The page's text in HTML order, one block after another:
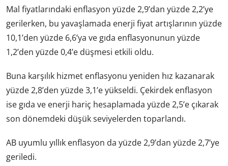
Mal fiyatlarındaki enflasyon yüzde 2,9’dan yüzde 2,2’ye
gerilerken, bu yavaşlamada enerji fiyat artışlarının yüzde
10,1’den yüzde 6,6’ya ve gıda enflasyonunun yüzde
1,2’den yüzde 0,4’e düşmesi etkili oldu.
Buna karşılık hizmet enflasyonu yeniden hız kazanarak
yüzde 2,8’den yüzde 3,1’e yükseldi. Çekirdek enflasyon
ise gıda ve enerji hariç hesaplamada yüzde 2,5’e çıkarak
son dönemdeki düşük seviyelerden toparlandı.
AB uyumlu yıllık enflasyon da yüzde 2,9’dan yüzde 2,7’ye
geriledi.